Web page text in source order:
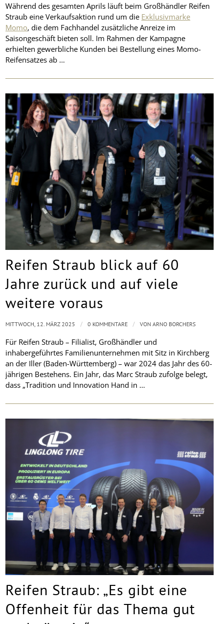
Während des gesamten Aprils läuft beim Großhändler Reifen
Straub eine Verkaufsaktion rund um die Exklusivmarke
Momo, die dem Fachhandel zusätzliche Anreize im
Saisongeschäft bieten soll. Im Rahmen der Kampagne
erhielten gewerbliche Kunden bei Bestellung eines Momo-
Reifensatzes ab …
Reifen Straub blick auf 60
Jahre zurück und auf viele
weitere voraus
Für Reifen Straub – Filialist, Großhändler und
inhabergeführtes Familienunternehmen mit Sitz in Kirchberg
an der Iller (Baden-Württemberg) – war 2024 das Jahr des 60-
jährigen Bestehens. Ein Jahr, das Marc Straub zufolge belegt,
dass „Tradition und Innovation Hand in …
MITTWOCH, 12. MÄRZ 2025 / 0 KOMMENTARE / VONARNO BORCHERS
Reifen Straub: „Es gibt eine
Offenheit für das Thema gut